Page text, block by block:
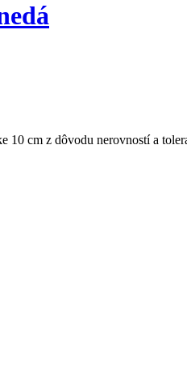
10 cm z dôvodu nerovností a